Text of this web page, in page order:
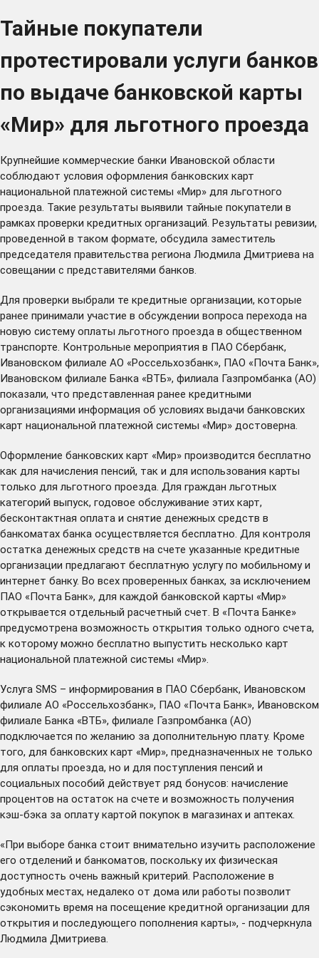
Тайные покупатели
протестировали услуги банков
по выдаче банковской карты
«Мир» для льготного проезда
Крупнейшие коммерческие банки Ивановской области
соблюдают условия оформления банковских карт
национальной платежной системы «Мир» для льготного
проезда. Такие результаты выявили тайные покупатели в
рамках проверки кредитных организаций. Результаты ревизии,
проведенной в таком формате, обсудила заместитель
председателя правительства региона Людмила Дмитриева на
совещании с представителями банков.
Для проверки выбрали те кредитные организации, которые
ранее принимали участие в обсуждении вопроса перехода на
новую систему оплаты льготного проезда в общественном
транспорте . Контрольные мероприятия в ПАО Сбербанк,
Ивановском филиале АО «Россельхозбанк», ПАО «Почта Банк»,
Ивановском филиале Банка «ВТБ», филиала Газпромбанка (АО)
показали, что представленная ранее кредитными
организациями информация об условиях выдачи банковских
карт национальной платежной системы «Мир» достоверна.
Оформление банковских карт «Мир» производится бесплатно
как для начисления пенсий, так и для использования карты
только для льготного проезда. Для граждан льготных
категорий выпуск, годовое обслуживание этих карт,
бесконтактная оплата и снятие денежных средств в
банкоматах банка осуществляется бесплатно. Для контроля
остатка денежных средств на счете указанные кредитные
организации предлагают бесплатную услугу по мобильному и
интернет банку. Во всех проверенных банках, за исключением
ПАО «Почта Банк», для каждой банковской карты «Мир»
открывается отдельный расчетный счет. В «Почта Банке»
предусмотрена возможность открытия только одного счета,
к которому можно бесплатно выпустить несколько карт
национальной платежной системы «Мир».
Услуга SMS – информирования в ПАО Сбербанк, Ивановском
филиале АО «Россельхозбанк», ПАО «Почта Банк», Ивановском
филиале Банка «ВТБ», филиале Газпромбанка (АО)
подключается по желанию за дополнительную плату. Кроме
того, для банковских карт «Мир», предназначенных не только
для оплаты проезда, но и для поступления пенсий и
социальных пособий действует ряд бонусов: начисление
процентов на остаток на счете и возможность получения
кэш-бэка за оплату картой покупок в магазинах и аптеках.
«При выборе банка стоит внимательно изучить расположение
его отделений и банкоматов, поскольку их физическая
доступность очень важный критерий. Расположение в
удобных местах, недалеко от дома или работы позволит
сэкономить время на посещение кредитной организации для
открытия и последующего пополнения карты», - подчеркнула
Людмила Дмитриева.